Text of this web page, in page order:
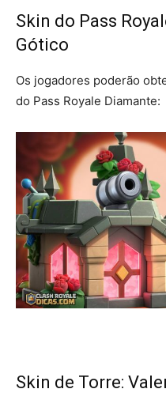
Skin do Pass
Gótico
Os jogadores poderão
do Pass Royale Diamante:
Skin de Torre: